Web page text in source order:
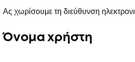
Ας χωρίσουμε τη διεύθυνση
Όνομα χρήστη